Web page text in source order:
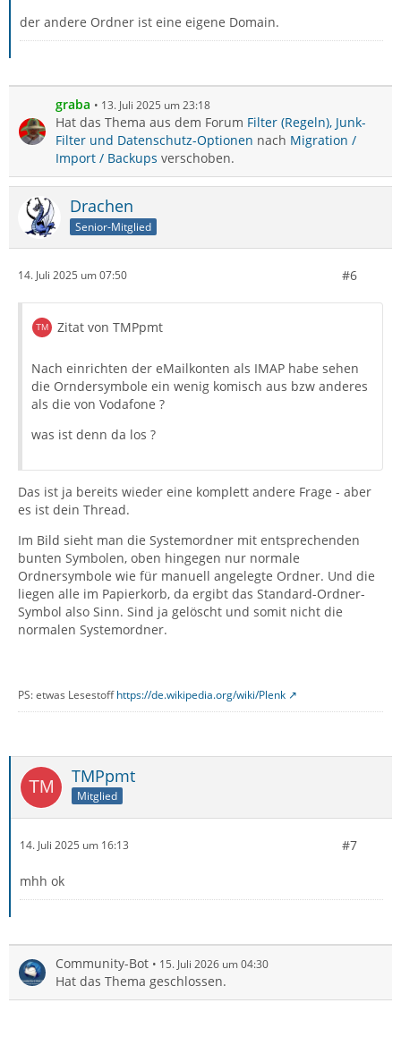
der andere Ordner ist eine eigene Domain.
graba 13. Juli 2025 um 23:18
Hat das Thema aus dem Forum Filter (Regeln), Junk-
Filter und Datenschutz-Optionen nach Migration /
Import / Backups verschoben.
Drachen
Senior-Mitglied
14. Juli 2025 um 07:50 #6
Zitat von TMPpmt
Nach einrichten der eMailkonten als IMAP habe sehen
die Orndersymbole ein wenig komisch aus bzw anderes
als die von Vodafone ?
was ist denn da los ?
Das ist ja bereits wieder eine komplett andere Frage - aber
es ist dein Thread.
Im Bild sieht man die Systemordner mit entsprechenden
bunten Symbolen, oben hingegen nur normale
Ordnersymbole wie für manuell angelegte Ordner. Und die
liegen alle im Papierkorb, da ergibt das Standard-Ordner-
Symbol also Sinn. Sind ja gelöscht und somit nicht die
normalen Systemordner.
PS: etwas Lesestoff https://de.wikipedia.org/wiki/Plenk
TMPpmt
Mitglied
14. Juli 2025 um 16:13 #7
mhh ok
Community-Bot 15. Juli 2026 um 04:30
Hat das Thema geschlossen.